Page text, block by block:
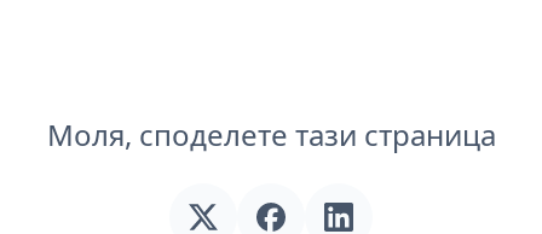
Моля, споделете тази страница